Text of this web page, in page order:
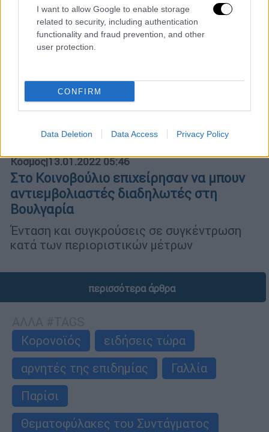
I want to allow Google to enable storage
related to security, including authentication
functionality and fraud prevention, and other
user protection.
CONFIRM
Data Deletion Data Access Privacy Policy
Κόσμος|13.01.2022 05:46
Στο Κοινοβούλιο επιχείρησαν να μπουν
αντιεμβολιαστές διαδηλωτές στη
Βουλγαρία
Ένταση και συγκρούσεις σε συγκέντρωση
κατά των περιοριστικών μέτρων
περισσότερα άρθρα
Κορονοϊός
ειδήσεις τώρα
αρνητές της επιδημίας
Γαλλία
Παρίσι
Θεματοφύλακες του Συντάγματος